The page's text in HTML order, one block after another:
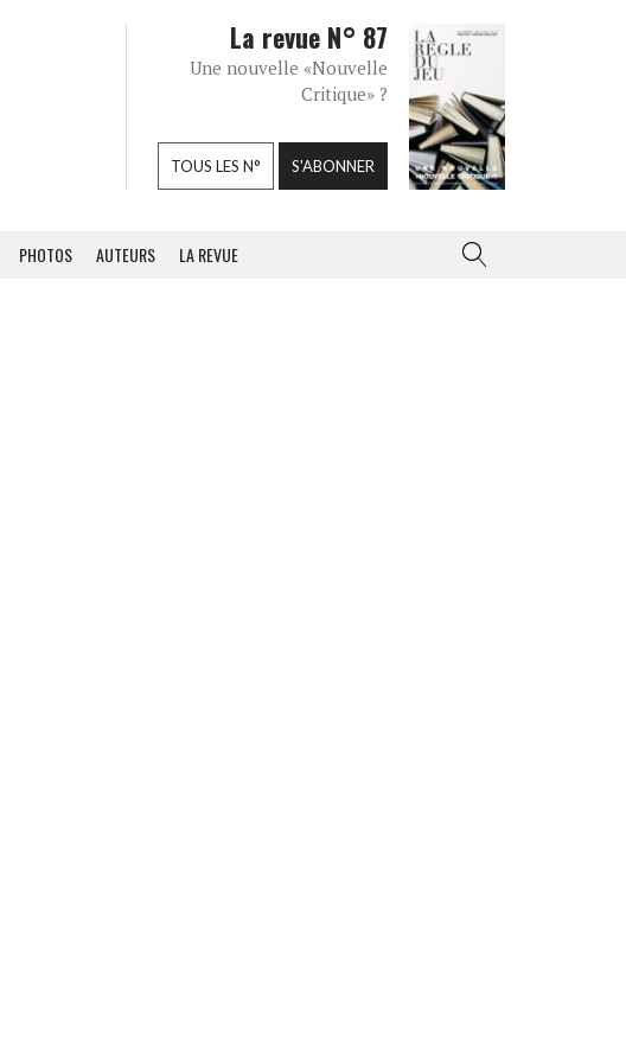
La revue N° 87
Une nouvelle «Nouvelle
Critique» ?
TOUS LES N° S'ABONNER
PHOTOS AUTEURS LA REVUE